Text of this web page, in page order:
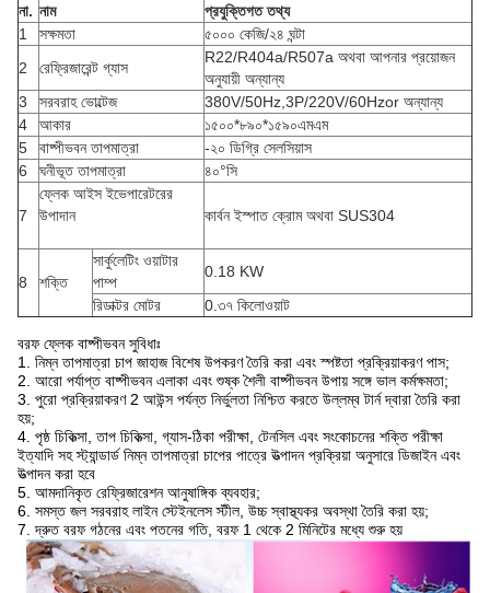
না. নাম
প্রযুক্তিগত তথ্য
1
সক্ষমতা
৫০০০ কেজি/২৪ ঘন্টা
2
রেফ্রিজারেন্ট গ্যাস
R22/R404a/R507a অথবা আপনার প্রয়োজন
অনুযায়ী অন্যান্য
3
সরবরাহ ভোল্টেজ
380V/50Hz,3P/220V/60Hzor অন্যান্য
4
আকার
১৫০০*৮৯০*১৫৯০এমএম
5
বাষ্পীভবন তাপমাত্রা
-২০ ডিগ্রি সেলসিয়াস
6
ঘনীভূত তাপমাত্রা ৪০°সি
7
ফ্লেক আইস ইভেপারেটরের
উপাদান
কার্বন ইস্পাত ক্রোম অথবা SUS304
8 শক্তি
সার্কুলেটিং ওয়াটার
পাম্প
0.18 KW
রিডাক্টর মোটর
0.৩৭ কিলোওয়াট
বরফ ফ্লেক বাষ্পীভবন সুবিধাঃ
1. নিম্ন তাপমাত্রা চাপ জাহাজ বিশেষ উপকরণ তৈরি করা এবং স্পষ্টতা প্রক্রিয়াকরণ পাস;
2. আরো পর্যাপ্ত বাষ্পীভবন এলাকা এবং শুষ্ক শৈলী বাষ্পীভবন উপায় সঙ্গে ভাল কর্মক্ষমতা;
3. পুরো প্রক্রিয়াকরণ 2 আউন্স পর্যন্ত নির্ভুলতা নিশ্চিত করতে উল্লম্ব টার্ন দ্বারা তৈরি করা
হয়;
4. পৃষ্ঠ চিকিত্সা, তাপ চিকিত্সা, গ্যাস-ঠিকা পরীক্ষা, টেনসিল এবং সংকোচনের শক্তি পরীক্ষা
ইত্যাদি সহ স্ট্যান্ডার্ড নিম্ন তাপমাত্রা চাপের পাত্রে উত্পাদন প্রক্রিয়া অনুসারে ডিজাইন এবং
উত্পাদন করা হবে
5. আমদানিকৃত রেফ্রিজারেশন আনুষাঙ্গিক ব্যবহার;
6. সমস্ত জল সরবরাহ লাইন স্টেইনলেস স্টীল, উচ্চ স্বাস্থ্যকর অবস্থা তৈরি করা হয়;
7. দ্রুত বরফ গঠনের এবং পতনের গতি, বরফ 1 থেকে 2 মিনিটের মধ্যে শুরু হয়